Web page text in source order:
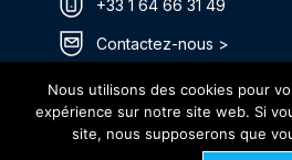
+33 1 64 66 31 49
Contactez-nous >
Itinéraire >
Nous utilisons des cookies pour
expérience sur notre site web. Si
site, nous supposerons que